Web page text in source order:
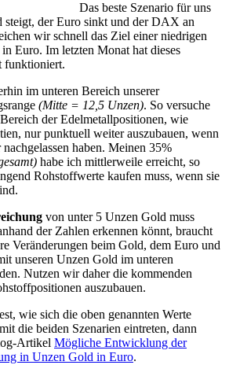
Das beste Szenario für uns
steigt, der Euro sinkt und der DAX an
wir schnell das Ziel einer niedrigen
Euro. Im letzten Monat hat dieses
funktioniert.
im unteren Bereich unserer
(Mitte = 12,5 Unzen). So versuche
der Edelmetallpositionen, wie
nur punktuell weiter auszubauen, wenn
haben. Meinen 35%
habe ich mittlerweile erreicht, so
Rohstoffwerte kaufen muss, wenn sie
von unter 5 Unzen Gold muss
der Zahlen erkennen könnt, braucht
Veränderungen beim Gold, dem Euro und
unseren Unzen Gold im unteren
Nutzen wir daher die kommenden
auszubauen.
wie sich die oben genannten Werte
die beiden Szenarien eintreten, dann
Artikel Mögliche Entwicklung der
in Unzen Gold in Euro.